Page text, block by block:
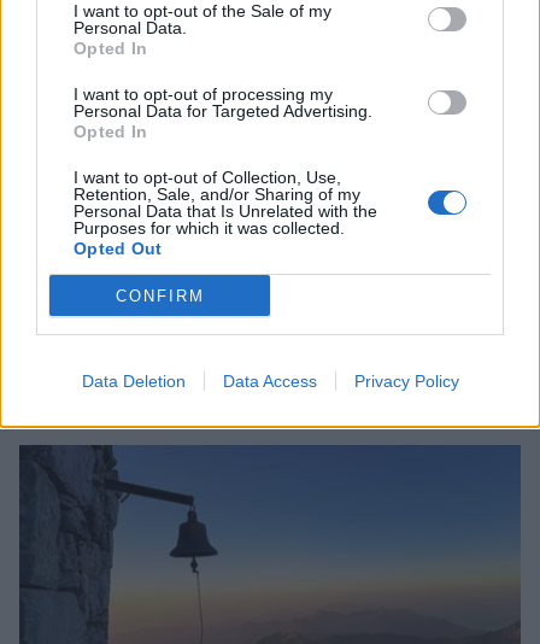
I want to opt-out of the Sale of my
Personal Data.
Opted In
I want to opt-out of processing my
Personal Data for Targeted Advertising.
Opted In
I want to opt-out of Collection, Use,
Retention, Sale, and/or Sharing of my
Personal Data that Is Unrelated with the
Purposes for which it was collected.
Opted Out
CONFIRM
Data Deletion Data Access Privacy Policy
Σπάρτη: Πανηγυρίζει ο Ιδρυματικός Ναός του